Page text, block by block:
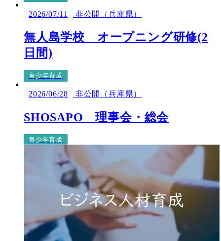
2026/07/11 非公開（兵庫県）
無人島学校 オープニング研修(2
日間)
青少年育成
2026/06/28 非公開（兵庫県）
SHOSAPO 理事会・総会
青少年育成